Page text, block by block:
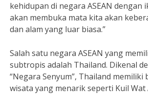
kehidupan di negara ASEAN dengan
akan membuka mata kita akan
dan alam yang luar biasa.”
Salah satu negara ASEAN yang
subtropis adalah Thailand. Dikenal
“Negara Senyum”, Thailand
wisata yang menarik seperti Kuil Wat